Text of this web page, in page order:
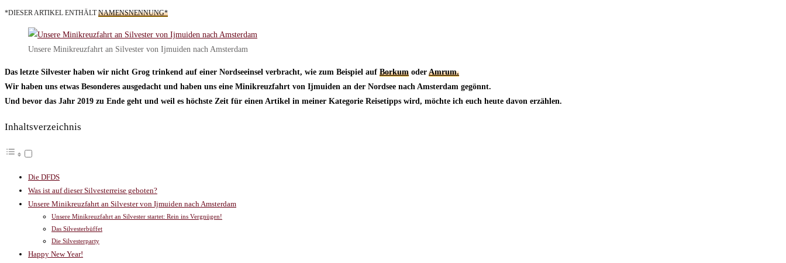
am:
*DIESER ARTIKEL ENTHÄLTNAMENSNENNUNG*
Unsere Minikreuzfahrt an Silvester von Ijmuiden nach Amsterdam
Das letzte Silvester haben wir nicht Grog trinkend auf einer Nordseeinsel verbracht, wie zum Beispiel auf Borkum oder Amrum.
Wir haben uns etwas Besonderes ausgedacht und haben uns eine Minikreuzfahrt von Ijmuiden an der Nordsee nach Amsterdam gegönnt.
Und bevor das Jahr 2019 zu Ende geht und weil es höchste Zeit für einen Artikel in meiner Kategorie Reisetipps wird, möchte ich euch heute davon erzählen.
Inhaltsverzeichnis
Die DFDS
Was ist auf dieser Silvesterreise geboten?
Unsere Minikreuzfahrt an Silvester von Ijmuiden nach Amsterdam
Unsere Minikreuzfahrt an Silvester startet: Rein ins Vergnügen!
Das Silvesterbüffet
Die Silvesterparty
Happy New Year!